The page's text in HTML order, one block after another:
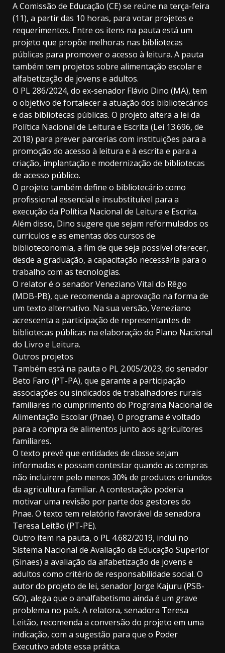
A Comissão de Educação (CE) se reúne na terça-feira
(11), a partir das 10 horas, para votar projetos e
requerimentos. Entre os itens na pauta está um
projeto que propõe melhoras nas bibliotecas
públicas para promover o acesso à leitura. A pauta
também tem projetos sobre alimentação escolar e
alfabetização de jovens e adultos.
O PL 286/2024, do ex-senador Flávio Dino (MA), tem
o objetivo de fortalecer a atuação dos bibliotecários
e das bibliotecas públicas. O projeto altera a lei da
Política Nacional de Leitura e Escrita (Lei 13.696, de
2018) para prever parcerias com instituições para a
promoção do acesso à leitura e à escrita e para a
criação, implantação e modernização de bibliotecas
de acesso público.
O projeto também define o bibliotecário como
profissional essencial e insubstituível para a
execução da Política Nacional de Leitura e Escrita.
Além disso, Dino sugere que sejam reformulados os
currículos e as ementas dos cursos de
biblioteconomia, a fim de que seja possível oferecer,
desde a graduação, a capacitação necessária para o
trabalho com as tecnologias.
O relator é o senador Veneziano Vital do Rêgo
(MDB-PB), que recomenda a aprovação na forma de
um texto alternativo. Na sua versão, Veneziano
acrescenta a participação de representantes de
bibliotecas públicas na elaboração do Plano Nacional
do Livro e Leitura.
Outros projetos
Também está na pauta o PL 2.005/2023, do senador
Beto Faro (PT-PA), que garante a participação
associações ou sindicados de trabalhadores rurais
familiares no cumprimento do Programa Nacional de
Alimentação Escolar (Pnae). O programa é voltado
para a compra de alimentos junto aos agricultores
familiares.
O texto prevê que entidades de classe sejam
informadas e possam contestar quando as compras
não incluirem pelo menos 30% de produtos oriundos
da agricultura familiar. A contestação poderia
motivar uma revisão por parte dos gestores do
Pnae. O texto tem relatório favorável da senadora
Teresa Leitão (PT-PE).
Outro item na pauta, o PL 4.682/2019, inclui no
Sistema Nacional de Avaliação da Educação Superior
(Sinaes) a avaliação da alfabetização de jovens e
adultos como critério de responsabilidade social. O
autor do projeto de lei, senador Jorge Kajuru (PSB-
GO), alega que o analfabetismo ainda é um grave
problema no país. A relatora, senadora Teresa
Leitão, recomenda a conversão do projeto em uma
indicação, com a sugestão para que o Poder
Executivo adote essa prática.